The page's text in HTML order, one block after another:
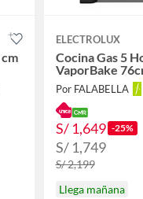
ELECTROLUX
Cocina Gas 5
VaporBake
Por FALABELLA
S/ 1,649 -25%
S/ 1,749
S/ 2,199
Llega mañana